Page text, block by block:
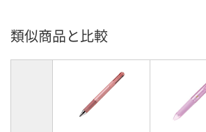
類似商品と比較